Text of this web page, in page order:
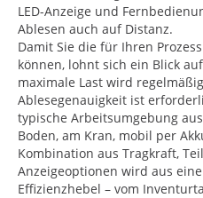
LED-Anzeige und
Ablesen auch auf Distanz.
Damit Sie die für Ihren
können, lohnt sich ein Blick
maximale Last wird
Ablesegenauigkeit ist
typische Arbeitsumgebung
Boden, am Kran, mobil per
Kombination aus Tragkraft,
Anzeigeoptionen wird aus
Effizienzhebel – vom